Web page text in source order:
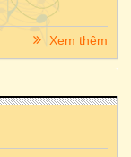
Xem thêm